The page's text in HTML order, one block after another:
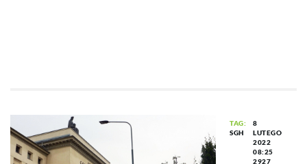
TAG:
SGH
8
LUTEGO
2022
08:25
2927